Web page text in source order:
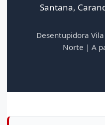
Santana,
Desentupidora
Norte | A